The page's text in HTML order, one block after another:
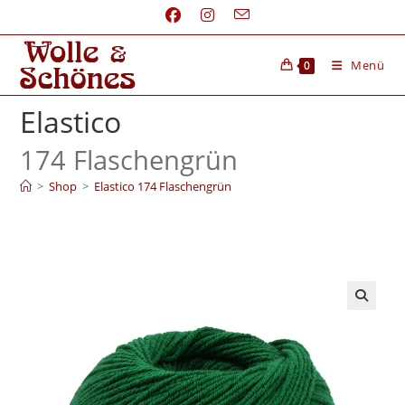
0 Menü
Elastico
174 Flaschengrün
> Shop > Elastico 174 Flaschengrün